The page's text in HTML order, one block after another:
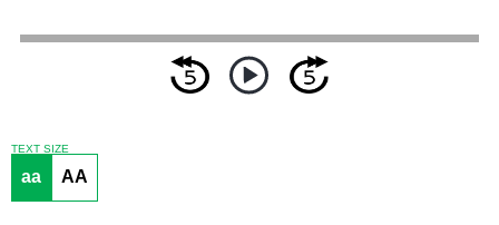
TEXT SIZE
aa AA